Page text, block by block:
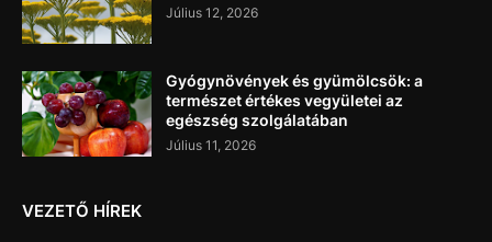
Július 12, 2026
Gyógynövények és gyümölcsök: a
természet értékes vegyületei az
egészség szolgálatában
Július 11, 2026
VEZETŐ HÍREK